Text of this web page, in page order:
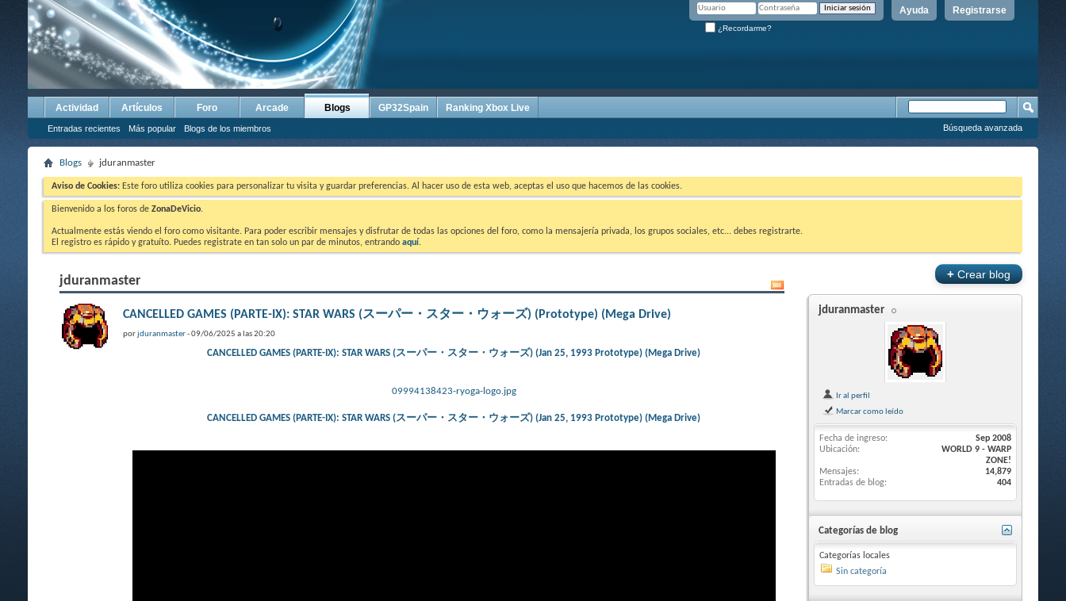
Registrarse
Ayuda
¿Recordarme?
Actividad Artículos Foro Arcade Blogs
Entradas recientes Más popular Blogs de los miembros
GP32Spain Ranking Xbox Live
Búsqueda avanzada
Blogs jduranmaster
Aviso de Cookies: Este foro utiliza cookies para personalizar tu visita y guardar preferencias. Al hacer uso de esta web, aceptas el uso que hacemos de las cookies.
Bienvenido a los foros de ZonaDeVicio.
Actualmente estás viendo el foro como visitante. Para poder escribir mensajes y disfrutar de todas las opciones del foro, como la mensajería privada, los grupos sociales, etc... debes registrarte.
El registro es rápido y gratuíto. Puedes registrate en tan solo un par de minutos, entrando aquí.
jduranmaster
CANCELLED GAMES (PARTE-IX): STAR WARS (スーパー・スター・ウォーズ) (Prototype) (Mega Drive)
porjduranmaster- 09/06/2025 a las 20:20
CANCELLED GAMES (PARTE-IX): STAR WARS (スーパー・スター・ウォーズ) (Jan 25, 1993 Prototype) (Mega Drive)
09994138423-ryoga-logo.jpg
CANCELLED GAMES (PARTE-IX): STAR WARS (スーパー・スター・ウォーズ) (Jan 25, 1993 Prototype) (Mega Drive)
+Crear blog
jduranmaster
Ir al perfil
Marcar como leído
Fecha de ingreso
Sep 2008
Ubicación
WORLD 9 - WARP
ZONE!
Mensajes
14,879
Entradas de blog
404
Categorías de blog
Categorías locales
Sin categoría